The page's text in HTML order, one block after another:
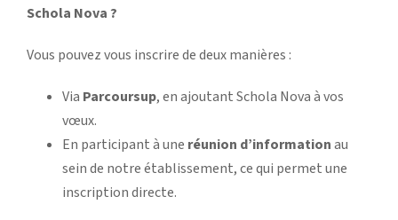
Schola Nova ?
Vous pouvez vous inscrire de deux manières :
Via Parcoursup, en ajoutant Schola Nova à vos
vœux.
En participant à une réunion d’informationau
sein de notre établissement, ce qui permet une
inscription directe.